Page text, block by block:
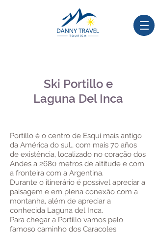
Ski Portillo e
Laguna Del Inca
Portillo é o centro de Esqui mais antigo
da América do sul., com mais 70 años
de existência, localizado no coração dos
Andes a 2680 metros de altitude e com
a fronteira com a Argentina.
Durante o itinerário é possível apreciar a
paisagem e em plena conexão com a
montanha, além de apreciar a
conhecida Laguna del Inca.
Para chegar a Portillo vamos pelo
famoso caminho dos Caracoles.